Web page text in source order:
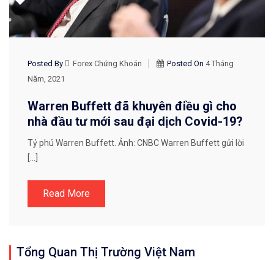
Posted By Forex Chứng Khoán Posted On 4 Tháng
Năm, 2021
Warren Buffett đã khuyên điều gì cho
nhà đầu tư mới sau đại dịch Covid-19?
Tỷ phú Warren Buffett. Ảnh: CNBC Warren Buffett gửi lời
Read More
Tổng Quan Thị Trường Việt Nam